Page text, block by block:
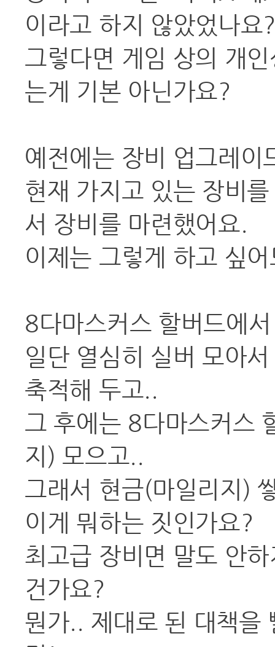
이라고 하지 않았었나요
그렇다면 게임 상의 개
는게 기본 아닌가요?
예전에는 장비 업그레
현재 가지고 있는 장비
서 장비를 마련했어요.
이제는 그렇게 하고 싶
8다마스커스 할버드에
일단 열심히 실버 모아
축적해 두고..
그 후에는 8다마스커스
지) 모으고..
그래서 현금(마일리지)
이게 뭐하는 짓인가요?
최고급 장비면 말도 안
건가요?
뭔가.. 제대로 된 대책을